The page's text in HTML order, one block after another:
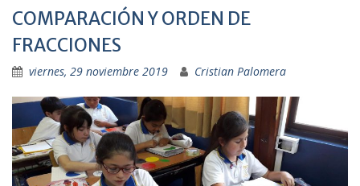
COMPARACIÓN Y ORDEN DE
FRACCIONES
viernes, 29 noviembre 2019 Cristian Palomera